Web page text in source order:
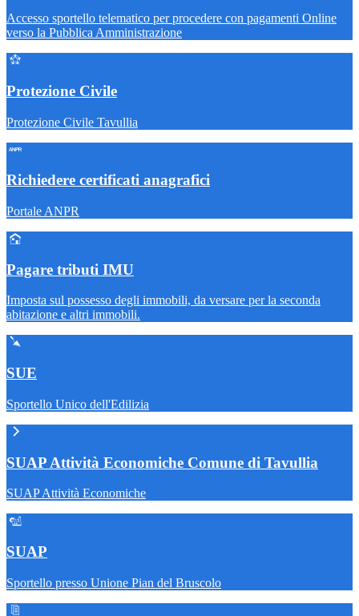
Accesso sportello telematico per procedere con pagamenti Online
verso la Pubblica Amministrazione
Protezione Civile
Protezione Civile Tavullia
Richiedere certificati anagrafici
Portale ANPR
Pagare tributi IMU
Imposta sul possesso degli immobili, da versare per la seconda
abitazione e altri immobili.
SUE
Sportello Unico dell'Edilizia
SUAP Attività Economiche Comune di Tavullia
SUAP Attività Economiche
SUAP
Sportello presso Unione Pian del Bruscolo